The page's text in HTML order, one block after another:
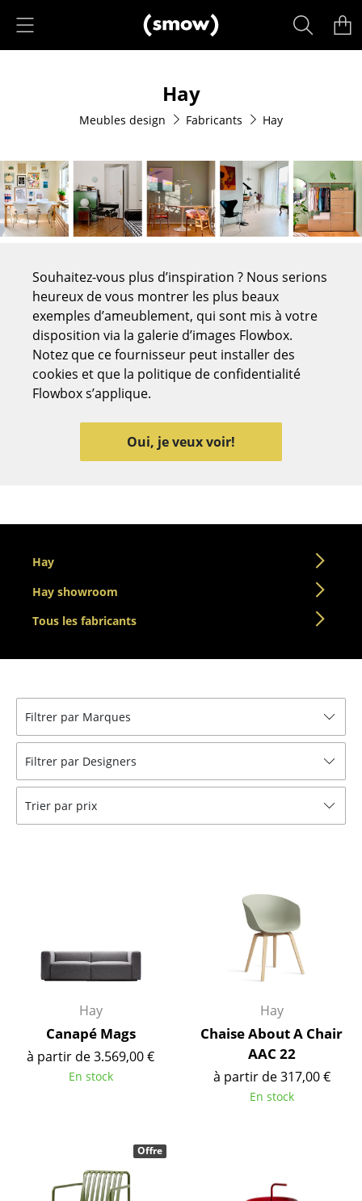
Chaises de cuisine & salle à manger
Canapés
Fauteuils
Fauteuils lounge
Chaises cantilever
Chaises et Tabourets de bar
Tabourets
Bancs & Chaises longues
Poufs poires
Chaises de conférence
Fauteuils de direction
Tables
Tables d’appoint
Tables basses
Tables enfants
Table de jardin
Chariots & Dessertes
Pièces détachées
Étagères & Armoires
Hay
Meubles design Fabricants Hay
Souhaitez-vous plus d’inspiration ? Nous serions
heureux de vous montrer les plus beaux
exemples d’ameublement, qui sont mis à votre
disposition via la galerie d’images Flowbox.
Notez que ce fournisseur peut installer des
cookies et que la politique de confidentialité
Flowbox s’applique.
Oui, je veux voir!
Hay
Hay showroom
Tous les fabricants
Filtrer par Marques
Filtrer par Designers
Trier par prix
Hay
Canapé Mags
à partir de 3.569,00 €
En stock
Hay
Chaise About A Chair
AAC 22
à partir de 317,00 €
En stock
Offre